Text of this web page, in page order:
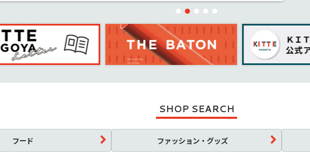
SHOP SEARCH
フード ファッション・グッズ